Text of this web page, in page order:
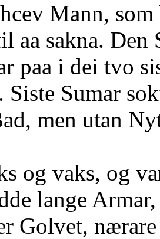
Mann,
aa sakna.
paa i dei tvo
Sumar
men utan
og vaks, og
lange
Golvet,